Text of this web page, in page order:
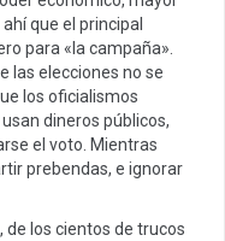
que el principal
para «la campaña».
las elecciones no se
los oficialismos
dineros públicos,
el voto. Mientras
prebendas, e ignorar
de los cientos de trucos